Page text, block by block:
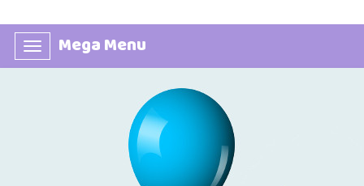
Basculer
la
Mega Menu